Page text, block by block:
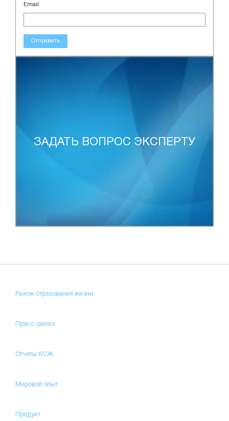
Email
Отправить
ЗАДАТЬ ВОПРОС ЭКСПЕРТУ
Рынок страхования жизни
Пресс-релиз
Отчеты КСЖ
Мировой опыт
Продукт